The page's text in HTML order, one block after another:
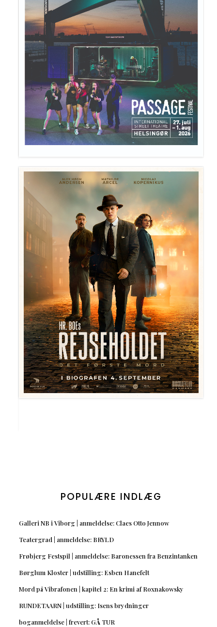
POPULÆRE INDLÆG
Galleri NB i Viborg | anmeldelse: Claes Otto Jennow
Teatergrad | anmeldelse: BRYLD
Frøbjerg Festspil | anmeldelse: Baronessen fra Benzintanken
Børglum Kloster | udstilling: Esben Hanefelt
Mord på Vibrafonen | kapitel 2: En krimi af Roxnakowsky
RUNDETAARN | udstilling: Isens brydninger
boganmeldelse | frevert: GÅ TUR